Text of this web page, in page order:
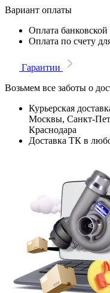
Вариант оплаты
Оплата банковской
Оплата по счету
Гарантии
Возьмем все заботы о
Курьерская
Москвы, Санкт-
Краснодара
Доставка ТК в